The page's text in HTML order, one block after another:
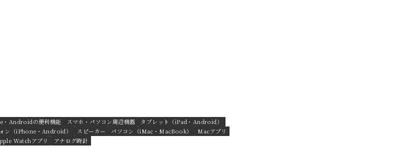
・Androidの便利機能 スマホ・パソコン周辺機器
タブレット（iPad・Android）
ン（iPhone・Android） スピーカー パソコン（iMac・MacBook）
Macアプリ
Watchアプリ アナログ時計